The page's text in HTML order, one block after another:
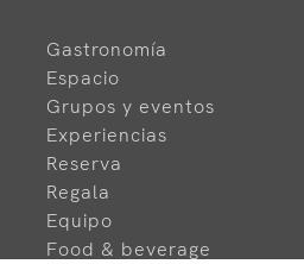
Gastronomía
Espacio
Grupos y eventos
Experiencias
Reserva
Regala
Equipo
Food & beverage